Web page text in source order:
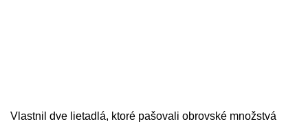
Vlastnil dve lietadlá, ktoré pašovali obrovské množstvá